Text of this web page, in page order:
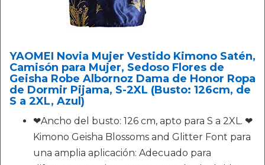
YAOMEI Novia Mujer Vestido Kimono Satén,
Camisón para Mujer, Sedoso Flores de
Geisha Robe Albornoz Dama de Honor Ropa
de Dormir Pijama, S-2XL (Busto: 126cm, de
S a 2XL, Azul)
❤Ancho del busto: 126 cm, apto para S a 2XL. ❤
Kimono Geisha Blossoms and Glitter Font para
una amplia aplicación: Adecuado para